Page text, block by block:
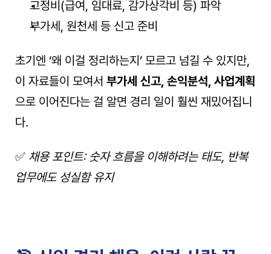
고정비(급여, 임대료, 감가상각비 등) 파악
부가세, 원천세 등 신고 준비
초기엔 ‘왜 이걸 정리하는지’ 모르고 넘길 수 있지만,
이 자료들이 모여서 부가세 신고, 손익분석, 사업계획
으로 이어진다는 걸 알면 경리 일이 훨씬 재밌어집니
다.
✅ 채용 포인트: 숫자 흐름을 이해하려는 태도, 반복
업무에도 성실함 유지